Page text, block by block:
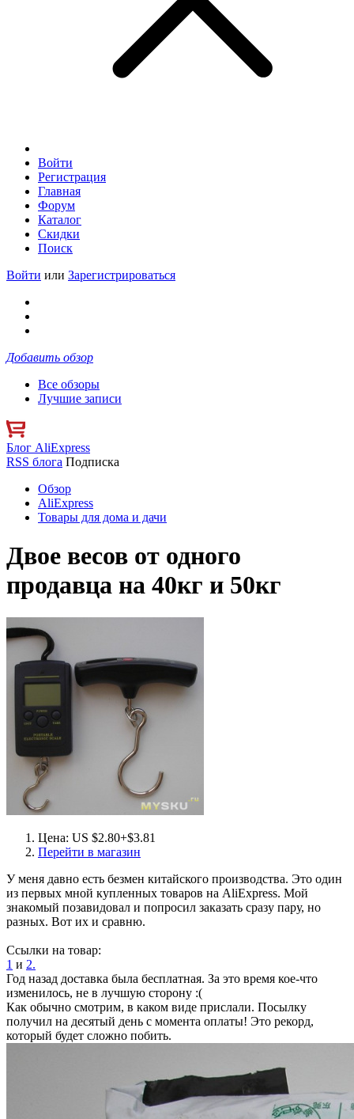
Войти
Регистрация
Главная
Форум
Каталог
Скидки
Поиск
Войти или Зарегистрироваться
Добавить обзор
Все обзоры
Лучшие записи
Блог AliExpress
RSS блога Подписка
Обзор
AliExpress
Товары для дома и дачи
Двое весов от одного
продавца на 40кг и 50кг
Цена: US $2.80+$3.81
Перейти в магазин
У меня давно есть безмен китайского производства. Это один
из первых мной купленных товаров на AliExpress. Мой
знакомый позавидовал и попросил заказать сразу пару, но
разных. Вот их и сравню.
Ссылки на товар:
1 и 2.
Год назад доставка была бесплатная. За это время кое-что
изменилось, не в лучшую сторону :(
Как обычно смотрим, в каком виде прислали. Посылку
получил на десятый день с момента оплаты! Это рекорд,
который будет сложно побить.